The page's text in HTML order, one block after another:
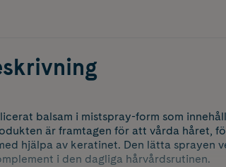
balsam i mistspray-form som
är framtagen för att vårda håret,
hjälpa av keratinet. Den lätta sprayen
i den dagliga hårvårdsrutinen.